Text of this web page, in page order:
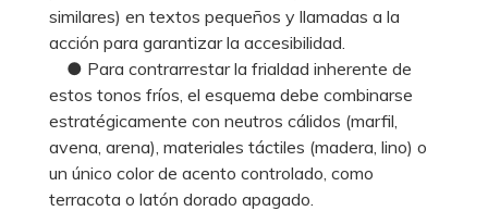
similares) en textos pequeños y llamadas a la
acción para garantizar la accesibilidad.
● Para contrarrestar la frialdad inherente de
estos tonos fríos, el esquema debe combinarse
estratégicamente con neutros cálidos (marfil,
avena, arena), materiales táctiles (madera, lino) o
un único color de acento controlado, como
terracota o latón dorado apagado.